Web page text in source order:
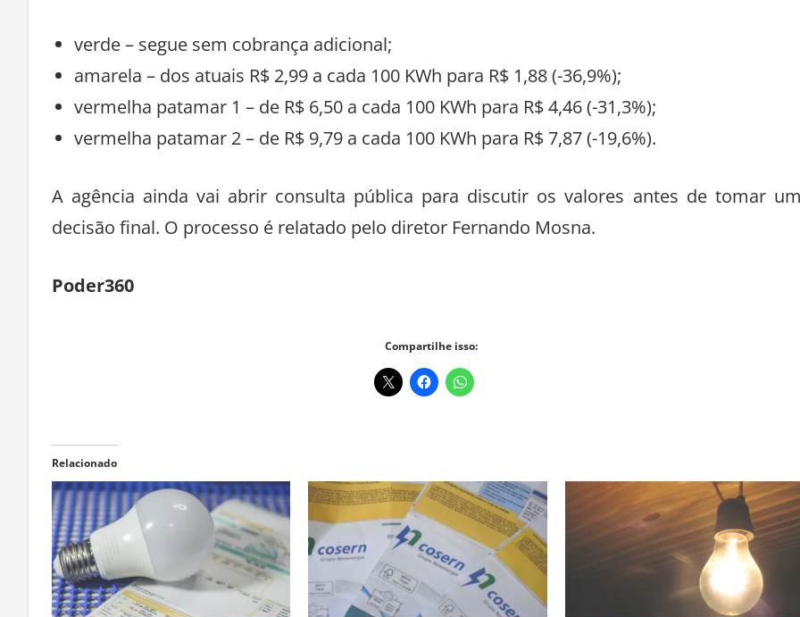
verde – segue sem cobrança adicional;
amarela – dos atuais R$ 2,99 a cada 100 KWh para R$ 1,88 (-36,9%);
vermelha patamar 1 – de R$ 6,50 a cada 100 KWh para R$ 4,46 (-31,3%);
vermelha patamar 2 – de R$ 9,79 a cada 100 KWh para R$ 7,87 (-19,6%).
A agência ainda vai abrir consulta pública para discutir os valores antes de tomar
decisão final. O processo é relatado pelo diretor Fernando Mosna.
Poder360
Compartilhe isso:
Relacionado